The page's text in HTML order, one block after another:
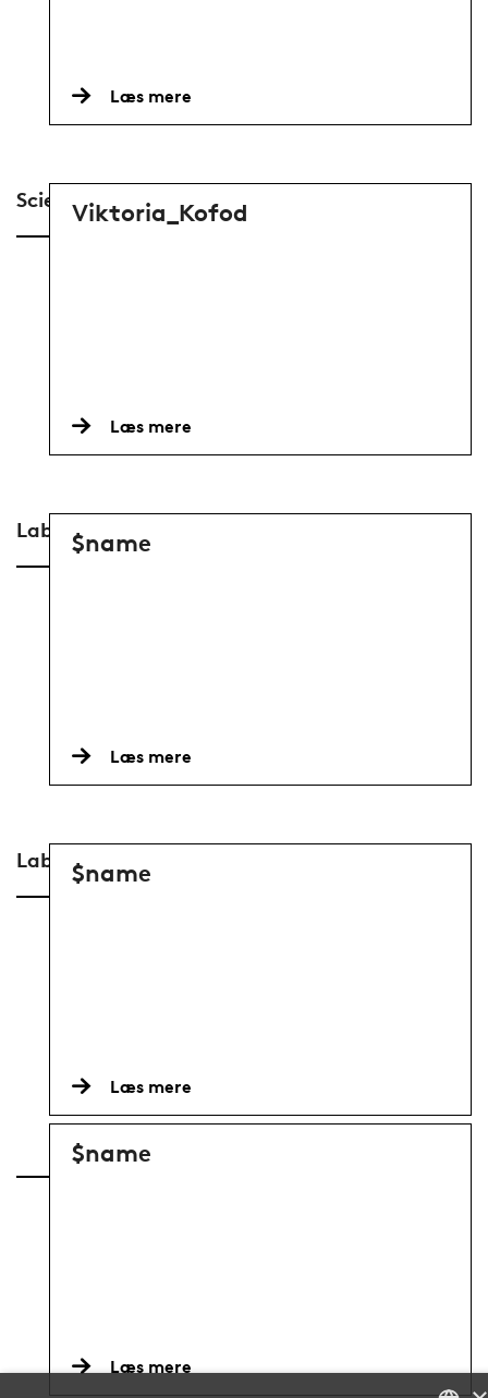
Læs mere
ScientificViktoria_Kofod
Læs mere
Lab $name
Læs mere
Laboratory
$name
Læs mere
$name
Læs mere